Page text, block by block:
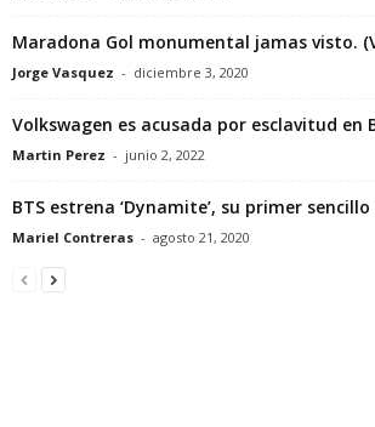
Maradona Gol monumental jamas visto.
Jorge Vasquez - diciembre 3, 2020
Volkswagen es acusada por esclavitud en
Martin Perez - junio 2, 2022
BTS estrena ‘Dynamite’, su primer
Mariel Contreras - agosto 21, 2020